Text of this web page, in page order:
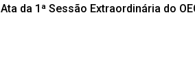
Ata da 1ª Sessão Extraordinária do